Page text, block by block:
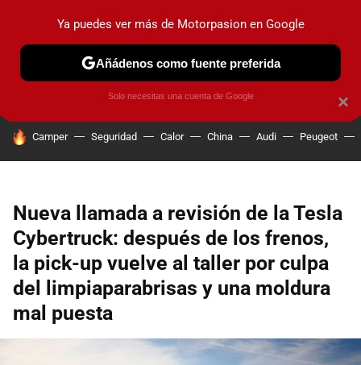
PRUEBAS COCHES ELÉCTRICOS OBSERVATORIO
HOY SE HABLA DE
Camper Seguridad Calor China Audi Peugeot
Nueva llamada a revisión de la Tesla
Cybertruck: después de los frenos,
la pick-up vuelve al taller por culpa
del limpiaparabrisas y una moldura
mal puesta
×
Ya puedes ver más de Motorpasion en Google
Añádenos como fuente preferida
Solo necesitas una cuenta de Google